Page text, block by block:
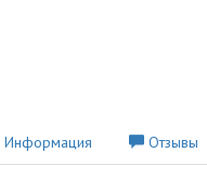
Информация Отзывы